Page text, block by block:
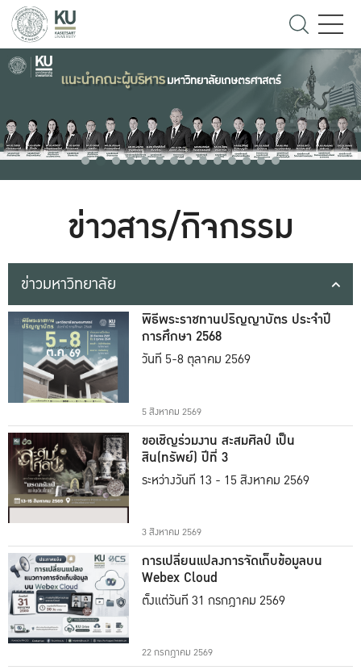
ข่าวสาร/กิจกรรม
ข่าวมหาวิทยาลัย
พิธีพระราชทานปริญญาบัตร ประจำปี
การศึกษา 2568
วันที่ 5-8 ตุลาคม 2569
5 สิงหาคม 2569
ขอเชิญร่วมงาน สะสมศิลป์ เป็น
สิน(ทรัพย์) ปีที่ 3
ระหว่างวันที่ 13 - 15 สิงหาคม 2569
3 สิงหาคม 2569
การเปลี่ยนแปลงการจัดเก็บข้อมูลบน
Webex Cloud
ตั้งแต่วันที่ 31 กรกฎาคม 2569
22 กรกฎาคม 2569